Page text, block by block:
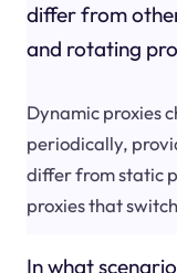
differ from
and rotating
Dynamic proxies
periodically,
differ from static
proxies that
In what